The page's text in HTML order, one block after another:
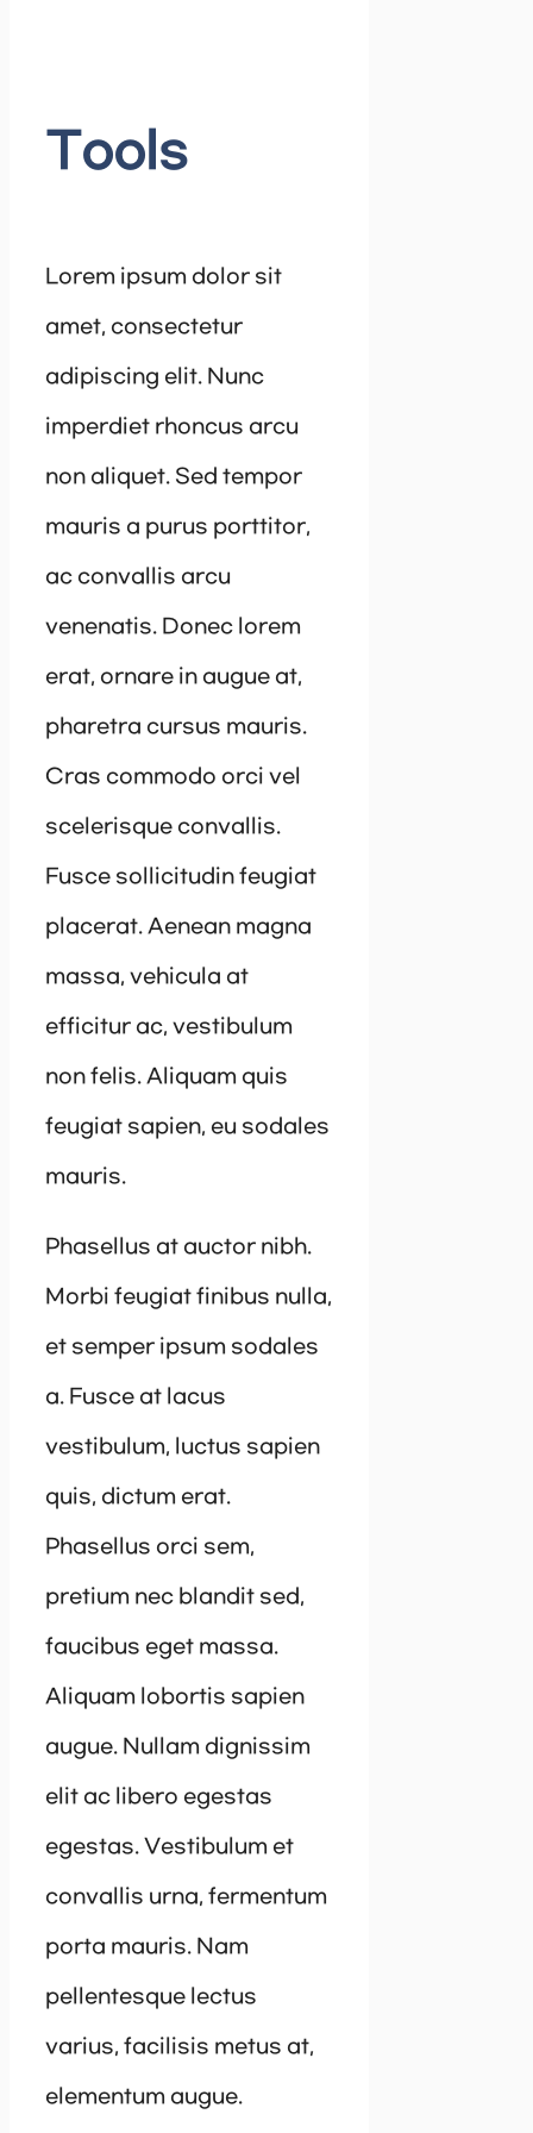
Tools
Lorem ipsum dolor sit
amet, consectetur
adipiscing elit. Nunc
imperdiet rhoncus arcu
non aliquet. Sed tempor
mauris a purus porttitor,
ac convallis arcu
venenatis. Donec lorem
erat, ornare in augue at,
pharetra cursus mauris.
Cras commodo orci vel
scelerisque convallis.
Fusce sollicitudin feugiat
placerat. Aenean magna
massa, vehicula at
efficitur ac, vestibulum
non felis. Aliquam quis
feugiat sapien, eu sodales
mauris.
Phasellus at auctor nibh.
Morbi feugiat finibus nulla,
et semper ipsum sodales
a. Fusce at lacus
vestibulum, luctus sapien
quis, dictum erat.
Phasellus orci sem,
pretium nec blandit sed,
faucibus eget massa.
Aliquam lobortis sapien
augue. Nullam dignissim
elit ac libero egestas
egestas. Vestibulum et
convallis urna, fermentum
porta mauris. Nam
pellentesque lectus
varius, facilisis metus at,
elementum augue.